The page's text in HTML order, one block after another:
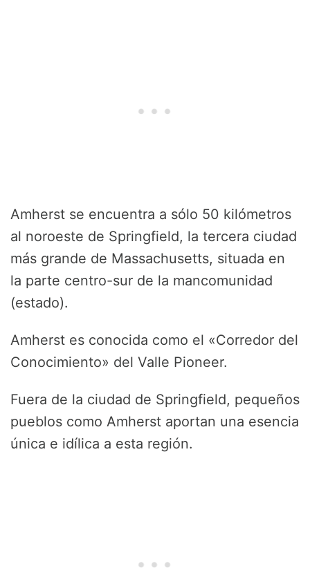
Amherst se encuentra a sólo 50 kilómetros
al noroeste de Springfield, la tercera ciudad
más grande de Massachusetts, situada en
la parte centro-sur de la mancomunidad
(estado).
Amherst es conocida como el «Corredor del
Conocimiento» del Valle Pioneer.
Fuera de la ciudad de Springfield, pequeños
pueblos como Amherst aportan una esencia
única e idílica a esta región.